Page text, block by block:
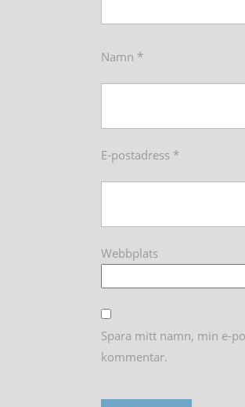
Namn *
E-postadress *
Webbplats
Spara mitt namn, min e-
kommentar.